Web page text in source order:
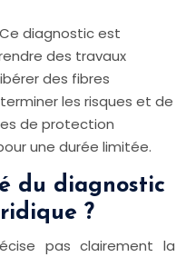
Ce diagnostic est
des travaux
des fibres
les risques et de
de protection
une durée limitée.
du diagnostic
?
pas clairement la